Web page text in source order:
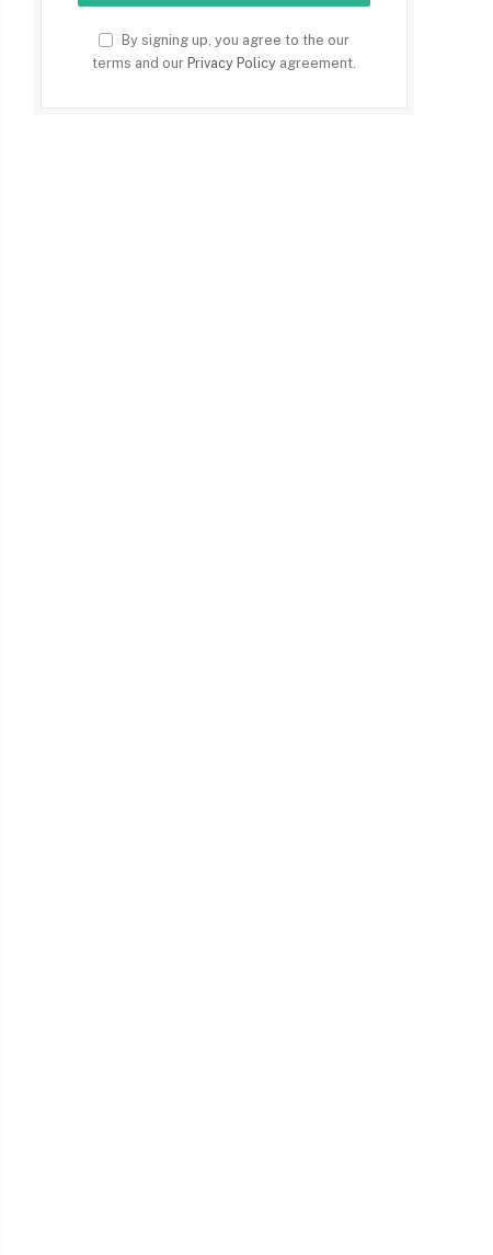
By signing up, you agree to the our
terms and our Privacy Policy agreement.